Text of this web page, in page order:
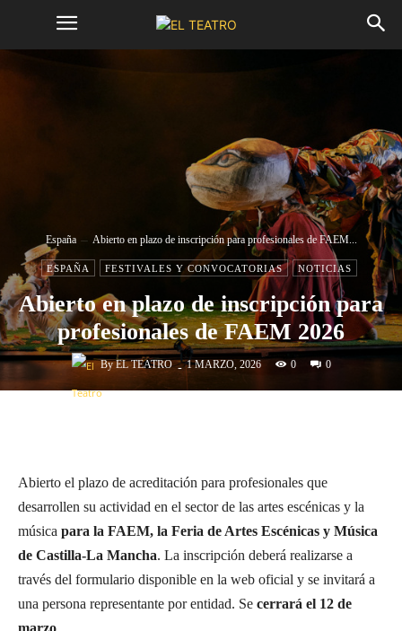
España Abierto en plazo de inscripción para profesionales de FAEM...
ESPAÑA FESTIVALES Y CONVOCATORIAS NOTICIAS
Abierto en plazo de inscripción para
profesionales de FAEM 2026
By EL TEATRO - 1 MARZO, 2026 0 0
Abierto el plazo de acreditación para profesionales que
desarrollen su actividad en el sector de las artes escénicas y la
música para la FAEM, la Feria de Artes Escénicas y Música
de Castilla-La Mancha. La inscripción deberá realizarse a
través del formulario disponible en la web oficial y se invitará a
una persona representante por entidad. Se cerrará el 12 de
marzo